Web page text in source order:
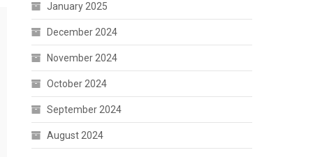
January 2025
December 2024
November 2024
October 2024
September 2024
August 2024